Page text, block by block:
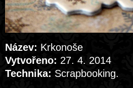
Název: Krkonoše
Vytvořeno: 27. 4. 2014
Technika: Scrapbooking.